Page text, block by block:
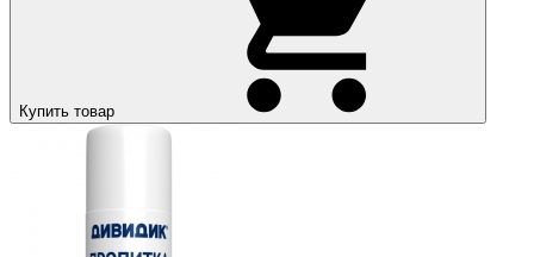
Купить товар